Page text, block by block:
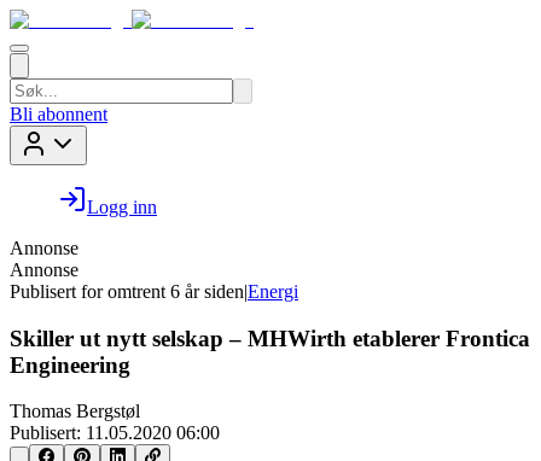
Bli abonnent
Logg inn
Annonse
Annonse
Publisert for omtrent 6 år siden|Energi
Skiller ut nytt selskap – MHWirth etablerer Frontica
Engineering
Thomas Bergstøl
Publisert: 11.05.2020 06:00